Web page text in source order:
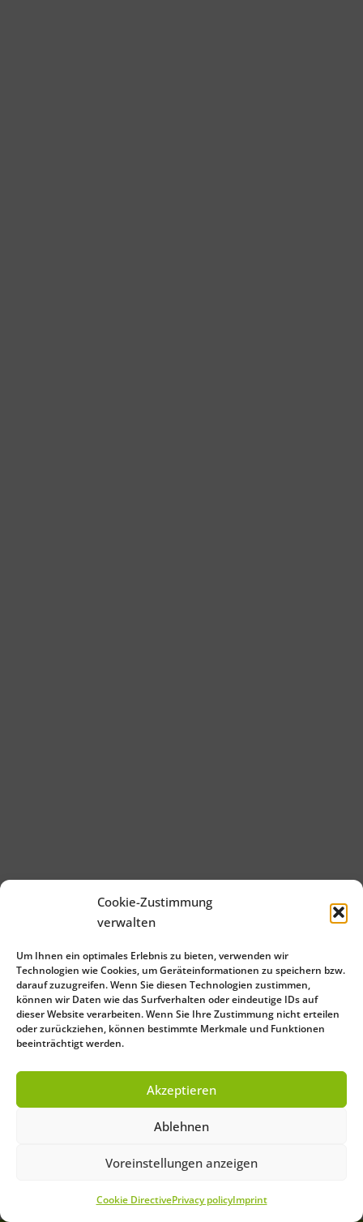
Cookie-Zustimmung
verwalten
Um Ihnen ein optimales Erlebnis zu bieten, verwenden wir
Technologien wie Cookies, um Geräteinformationen zu speichern bzw.
darauf zuzugreifen. Wenn Sie diesen Technologien zustimmen,
können wir Daten wie das Surfverhalten oder eindeutige IDs auf
dieser Website verarbeiten. Wenn Sie Ihre Zustimmung nicht erteilen
oder zurückziehen, können bestimmte Merkmale und Funktionen
beeinträchtigt werden.
Akzeptieren
Ablehnen
Voreinstellungen anzeigen
Cookie DirectivePrivacy policyImprint